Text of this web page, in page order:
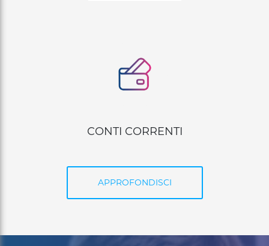
CARTE DI PAGAMENTO
APPROFONDISCI